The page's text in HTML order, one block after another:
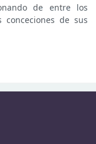
de entre los
de sus